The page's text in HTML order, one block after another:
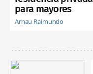
para mayores
Arnau Raimundo